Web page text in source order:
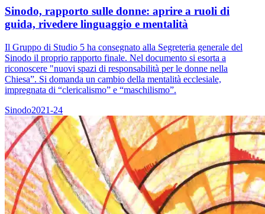
Sinodo, rapporto sulle donne: aprire a ruoli di
guida, rivedere linguaggio e mentalità
Il Gruppo di Studio 5 ha consegnato alla Segreteria generale del
Sinodo il proprio rapporto finale. Nel documento si esorta a
riconoscere "nuovi spazi di responsabilità per le donne nella
Chiesa”. Si domanda un cambio della mentalità ecclesiale,
impregnata di “clericalismo” e “maschilismo”.
Sinodo2021-24